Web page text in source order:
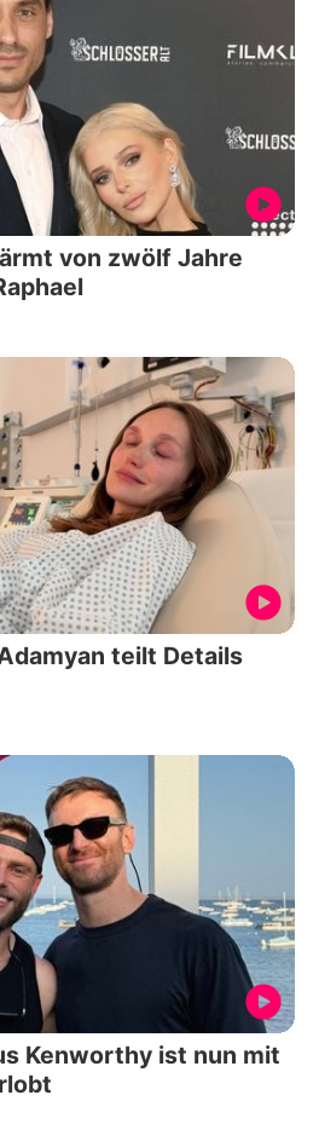
von zwölf Jahre
teilt Details
Kenworthy ist nun mit